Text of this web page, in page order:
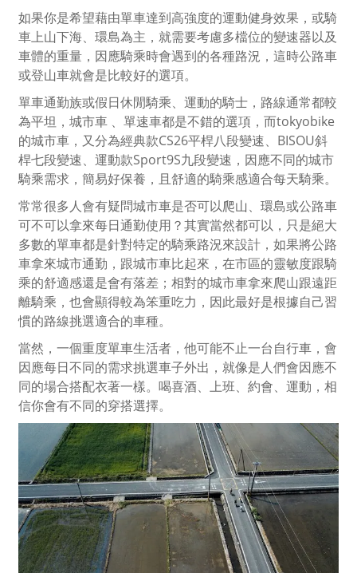
如果你是希望藉由單車達到高強度的運動健身效果，或騎
車上山下海、環島為主，就需要考慮多檔位的變速器以及
車體的重量，因應騎乘時會遇到的各種路況，這時公路車
或登山車就會是比較好的選項。
單車通勤族或假日休閒騎乘、運動的騎士，路線通常都較
為平坦，城市車 、單速車都是不錯的選項，而tokyobike
的城市車，又分為經典款CS26平桿八段變速、BISOU斜
桿七段變速、運動款Sport9S九段變速，因應不同的城市
騎乘需求， 簡易好保養，且舒適的騎乘感適合每天騎乘。
常常很多人會有疑問城市車是否可以爬山、環島或公路車
可不可以拿來每日通勤使用？其實當然都可以，只是絕大
多數的單車都是針對特定的騎乘路況來設計，如果將公路
車拿來城市通勤，跟城市車比起來，在市區的靈敏度跟騎
乘的舒適感還是會有落差；相對的城市車拿來爬山跟遠距
離騎乘，也會顯得較為笨重吃力，因此最好是根據自己習
慣的路線挑選適合的車種。
當然，一個重度單車生活者，他可能不止一台自行車，會
因應每日不同的需求挑選車子外出，就像是人們會因應不
同的場合搭配衣著一樣。喝喜酒、上班、約會、運動，相
信你會有不同的穿搭選擇。